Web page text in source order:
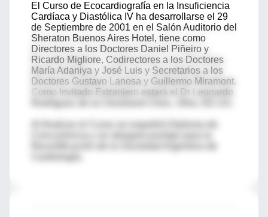
El Curso de Ecocardiografía en la Insuficiencia
Cardíaca y Diastólica IV ha desarrollarse el 29
de Septiembre de 2001 en el Salón Auditorio del
Sheraton Buenos Aires Hotel, tiene como
Directores a los Doctores Daniel Piñeiro y
Ricardo Migliore, Codirectores a los Doctores
María Adaniya y José Luis y Secretarios a los
Doctores Gustavo Lanosa y Guillermo Miramont.
Como Invitado Extranjero estará el Dr Leonardo
Al finalizar el Curso se expedirá Diploma de